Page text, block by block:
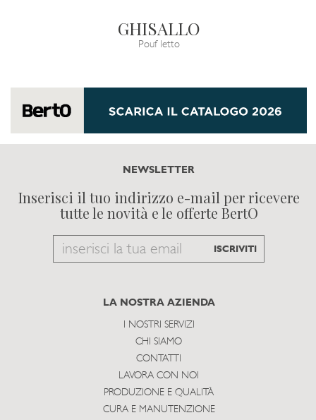
GHISALLO
Pouf letto
NEWSLETTER
Inserisci il tuo indirizzo e-mail per ricevere
tutte le novità e le offerte BertO
Email
subscribe
ISCRIVITI
LA NOSTRA AZIENDA
I NOSTRI SERVIZI
CHI SIAMO
CONTATTI
LAVORA CON NOI
PRODUZIONE E QUALITÀ
CURA E MANUTENZIONE